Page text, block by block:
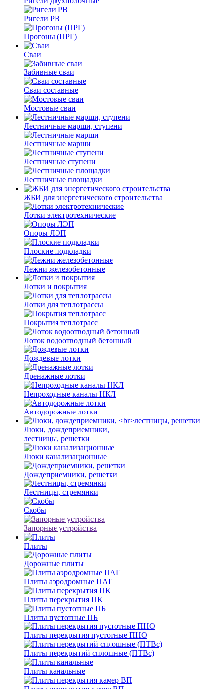
Ригели РВ
Прогоны (ПРГ)
Сваи
Забивные сваи
Сваи составные
Мостовые сваи
Лестничные марши, ступени
Лестничные марши
Лестничные ступени
Лестничные площадки
ЖБИ для энергетического строительства
Лотки электротехнические
Опоры ЛЭП
Плоские подкладки
Лежни железобетонные
Лотки и покрытия
Лотки для теплотрассы
Покрытия теплотрасс
Лоток водоотводный бетонный
Дождевые лотки
Дренажные лотки
Непроходные каналы НКЛ
Автодорожные лотки
Люки, дождеприемники,
лестницы, решетки
Люки канализационные
Дождеприемники, решетки
Лестницы, стремянки
Скобы
Запорные устройства
Плиты
Дорожные плиты
Плиты аэродромные ПАГ
Плиты перекрытия ПК
Плиты пустотные ПБ
Плиты перекрытия пустотные ПНО
Плиты перекрытий сплошные (ПТВс)
Плиты канальные